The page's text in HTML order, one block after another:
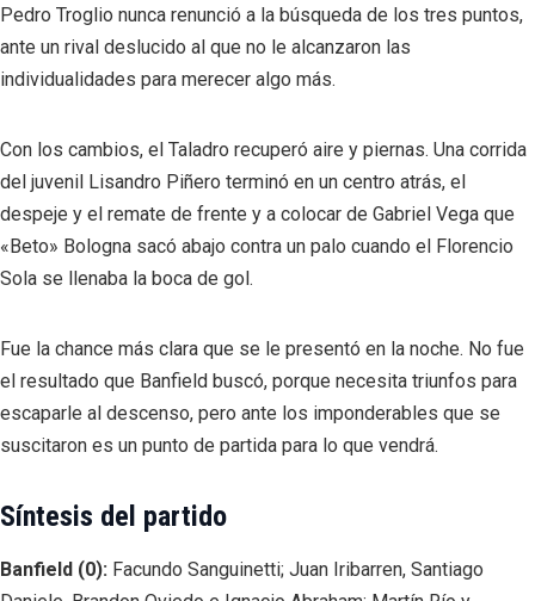
Pedro Troglio nunca renunció a la búsqueda de los tres puntos,
ante un rival deslucido al que no le alcanzaron las
individualidades para merecer algo más.
Con los cambios, el Taladro recuperó aire y piernas. Una corrida
del juvenil Lisandro Piñero terminó en un centro atrás, el
despeje y el remate de frente y a colocar de Gabriel Vega que
«Beto» Bologna sacó abajo contra un palo cuando el Florencio
Sola se llenaba la boca de gol.
Fue la chance más clara que se le presentó en la noche. No fue
el resultado que Banfield buscó, porque necesita triunfos para
escaparle al descenso, pero ante los imponderables que se
suscitaron es un punto de partida para lo que vendrá.
Síntesis del partido
Banfield (0): Facundo Sanguinetti; Juan Iribarren, Santiago